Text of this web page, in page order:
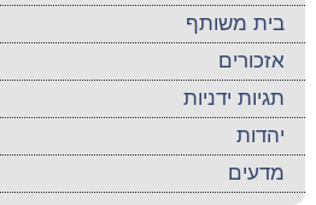
בית משותף
אזכורים
תגיות ידניות
יהדות
מדעים